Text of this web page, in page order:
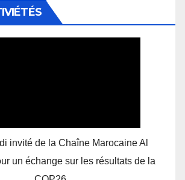
invité de la Chaîne Marocaine Al
un échange sur les résultats de la